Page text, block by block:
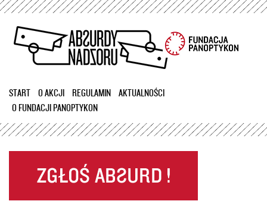
Przejdź
treści
START O AKCJI REGULAMIN
AKTUALNOŚCI
O FUNDACJI PANOPTYKON